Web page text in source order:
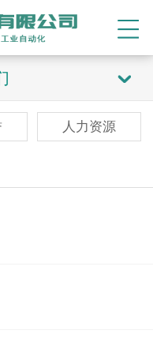
人力资源